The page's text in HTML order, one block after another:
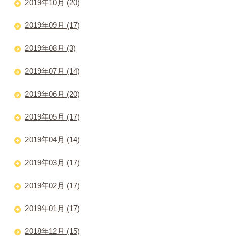
2019年10月 (20)
2019年09月 (17)
2019年08月 (3)
2019年07月 (14)
2019年06月 (20)
2019年05月 (17)
2019年04月 (14)
2019年03月 (17)
2019年02月 (17)
2019年01月 (17)
2018年12月 (15)